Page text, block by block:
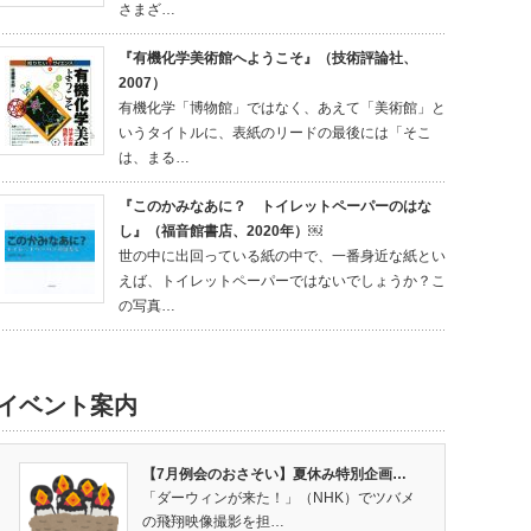
さまざ…
『有機化学美術館へようこそ』（技術評論社、
2007）
有機化学「博物館」ではなく、あえて「美術館」と
いうタイトルに、表紙のリードの最後には「そこ
は、まる…
『このかみなあに？ トイレットペーパーのはな
し』（福音館書店、2020年）￼
世の中に出回っている紙の中で、一番身近な紙とい
えば、トイレットペーパーではないでしょうか？こ
の写真…
ベント案内
【7月例会のおさそい】夏休み特別企画…
「ダーウィンが来た！」（NHK）でツバメ
の飛翔映像撮影を担…